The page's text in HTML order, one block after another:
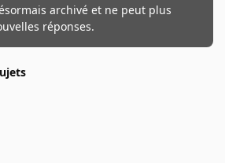
archivé et ne peut plus
réponses.